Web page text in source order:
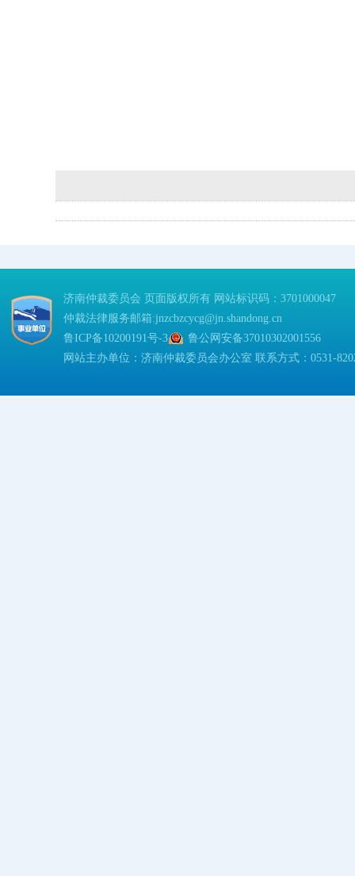
济南仲裁委员会 页面版权所有 网站标识码：3701000047
仲裁法律服务邮箱:jnzcbzcycg@jn.shandong.cn
鲁ICP备10200191号-3
鲁公网安备37010302001556
网站主办单位：济南仲裁委员会办公室 联系方式：0531-